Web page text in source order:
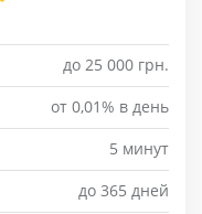
до 25 000 грн.
от 0,01% в день
5 минут
до 365 дней